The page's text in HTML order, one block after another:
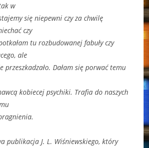
w
się niepewni czy za chwilę
czy
tu rozbudowanej fabuły czy
ale
przeszkadzało. Dałam się porwać temu
kobiecej psychiki. Trafia do naszych
publikacja J. L. Wiśniewskiego, który